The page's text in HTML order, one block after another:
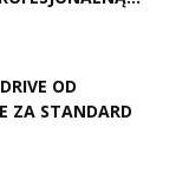
OD
ZA STANDARD